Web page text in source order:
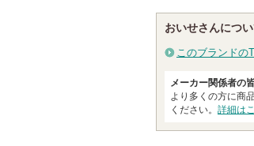
おいせさんにつ
このブランドの
メーカー関係者の
より多くの方に商
ください。 詳細は